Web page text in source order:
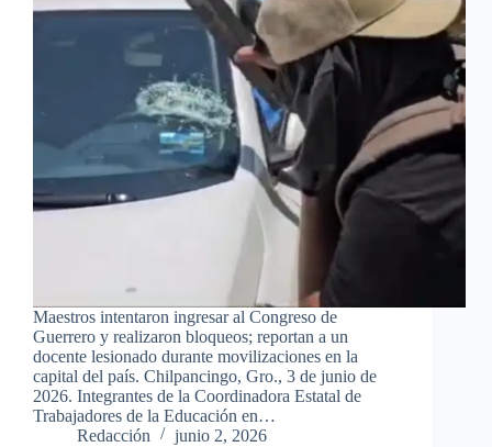
Maestros intentaron ingresar al Congreso de
Guerrero y realizaron bloqueos; reportan a un
docente lesionado durante movilizaciones en la
capital del país. Chilpancingo, Gro., 3 de junio de
2026. Integrantes de la Coordinadora Estatal de
Trabajadores de la Educación en…
Redacción
junio 2, 2026